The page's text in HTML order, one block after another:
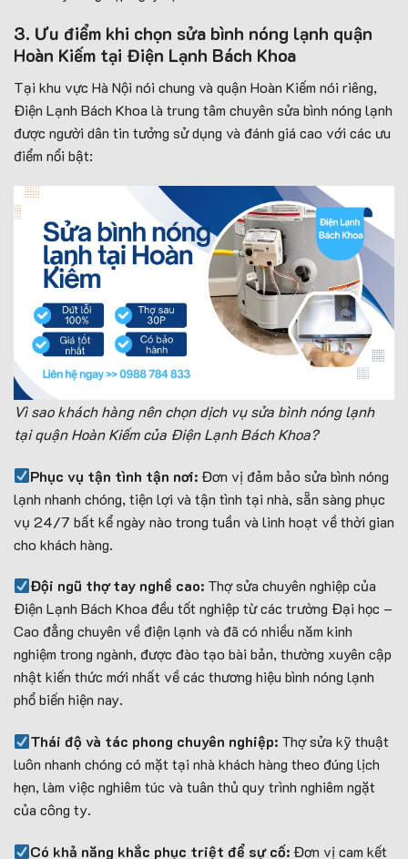
3. Ưu điểm khi chọn sửa bình nóng lạnh quận
Hoàn Kiếm tại Điện Lạnh Bách Khoa
Tại khu vực Hà Nội nói chung và quận Hoàn Kiếm nói riêng,
Điện Lạnh Bách Khoa là trung tâm chuyên sửa bình nóng lạnh
được người dân tin tưởng sử dụng và đánh giá cao với các ưu
điểm nổi bật:
Vì sao khách hàng nên chọn dịch vụ sửa bình nóng lạnh
tại quận Hoàn Kiếm của Điện Lạnh Bách Khoa?
Phục vụ tận tình tận nơi: Đơn vị đảm bảo sửa bình nóng
lạnh nhanh chóng, tiện lợi và tận tình tại nhà, sẵn sàng phục
vụ 24/7 bất kể ngày nào trong tuần và linh hoạt về thời gian
cho khách hàng.
Đội ngũ thợ tay nghề cao: Thợ sửa chuyên nghiệp của
Điện Lạnh Bách Khoa đều tốt nghiệp từ các trường Đại học –
Cao đẳng chuyên về điện lạnh và đã có nhiều năm kinh
nghiệm trong ngành, được đào tạo bài bản, thường xuyên cập
nhật kiến thức mới nhất về các thương hiệu bình nóng lạnh
phổ biến hiện nay.
Thái độ và tác phong chuyên nghiệp: Thợ sửa kỹ thuật
luôn nhanh chóng có mặt tại nhà khách hàng theo đúng lịch
hẹn, làm việc nghiêm túc và tuân thủ quy trình nghiêm ngặt
của công ty.
Có khả năng khắc phục triệt để sự cố: Đơn vị cam kết